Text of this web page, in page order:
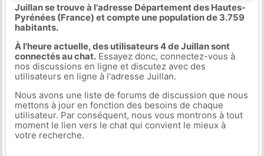
Juillan se trouve à l'adresse Département des Hautes-
Pyrénées (France) et compte une population de 3.759
habitants.
À l'heure actuelle, des utilisateurs 4 de Juillan sont
connectés au chat.Essayez donc, connectez-vous à
nos discussions en ligne et discutez avec des
utilisateurs en ligne à l'adresse Juillan.
Nous avons une liste de forums de discussion que nous
mettons à jour en fonction des besoins de chaque
utilisateur. Par conséquent, nous vous montrons à tout
moment le lien vers le chat qui convient le mieux à
votre recherche.